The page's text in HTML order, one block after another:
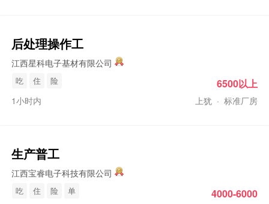
后处理操作工
江西星科电子基材有限公司
吃 住 险
1小时内 上犹 · 标准厂房
6500以上
生产普工
江西宝睿电子科技有限公司
吃 住 险 单 4000-6000